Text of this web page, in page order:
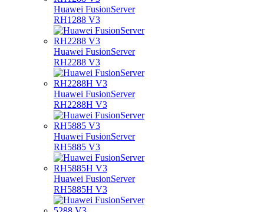
Huawei FusionServer
RH1288 V3
Huawei FusionServer
RH2288 V3
Huawei FusionServer
RH2288H V3
Huawei FusionServer
RH5885 V3
Huawei FusionServer
RH5885H V3